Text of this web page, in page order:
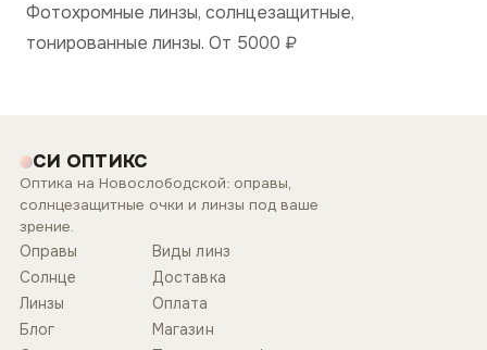
Фотохромные линзы, солнцезащитные,
тонированные линзы. От 5000 ₽
СИ ОПТИКС
Оптика на Новослободской: оправы,
солнцезащитные очки и линзы под ваше
зрение.
Оправы
Солнце
Линзы
Блог
Виды линз
Доставка
Оплата
Магазин